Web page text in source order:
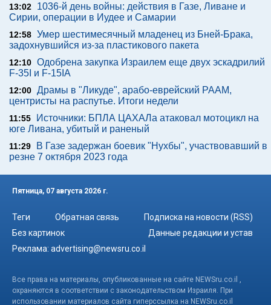
13:02
1036-й день войны: действия в Газе, Ливане и
Сирии, операции в Иудее и Самарии
12:58 Умер шестимесячный младенец из Бней-Брака,
задохнувшийся из-за пластикового пакета
12:10 Одобрена закупка Израилем еще двух эскадрилий
F-35I и F-15IA
12:00 Драмы в "Ликуде", арабо-еврейский РААМ,
центристы на распутье. Итоги недели
11:55
Источники: БПЛА ЦАХАЛа атаковал мотоцикл на
юге Ливана, убитый и раненый
11:29
В Газе задержан боевик "Нухбы", участвовавший в
резне 7 октября 2023 года
Пятница, 07 августа 2026 г.
Теги Обратная связь
Подписка на новости (RSS)
Без картинок
Данные редакции и устав
Реклама: advertising@newsru.co.il
Все права на материалы, опубликованные на сайте NEWSru.co.il ,
охраняются в соответствии с законодательством Израиля. При
использовании материалов сайта гиперссылка на NEWSru.co.il